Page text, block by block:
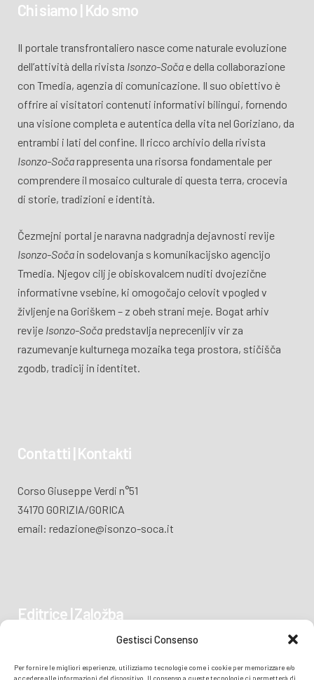
Gestisci Consenso
Per fornire le migliori esperienze, utilizziamo tecnologie come i cookie per memorizzare e/o
accedere alle informazioni del dispositivo. Il consenso a queste tecnologie ci permetterà di
Chi siamo | Kdo smo
Il portale transfrontaliero nasce come naturale evoluzione
dell’attività della rivista Isonzo-Sočae della collaborazione
con Tmedia, agenzia di comunicazione. Il suo obiettivo è
offrire ai visitatori contenuti informativi bilingui, fornendo
una visione completa e autentica della vita nel Goriziano, da
entrambi i lati del confine. Il ricco archivio della rivista
Isonzo-Sočarappresenta una risorsa fondamentale per
comprendere il mosaico culturale di questa terra, crocevia
di storie, tradizioni e identità.
Čezmejni portal je naravna nadgradnja dejavnosti revije
Isonzo-Soča in sodelovanja s komunikacijsko agencijo
Tmedia. Njegov cilj je obiskovalcem nuditi dvojezične
informativne vsebine, ki omogočajo celovit vpogled v
življenje na Goriškem – z obeh strani meje. Bogat arhiv
revije Isonzo-Soča predstavlja neprecenljiv vir za
razumevanje kulturnega mozaika tega prostora, stičišča
zgodb, tradicij in identitet.
Contatti | Kontakti
Corso Giuseppe Verdi n°51
34170 GORIZIA/GORICA
email: redazione@isonzo-soca.it
Editrice | Založba
34170 GORIZIA/GORICA